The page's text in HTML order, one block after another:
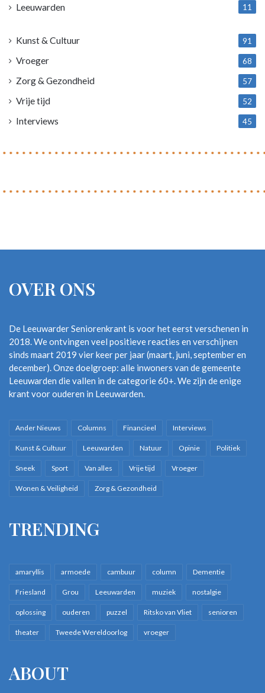
Leeuwarden
11
Kunst & Cultuur 91
Vroeger 68
Zorg & Gezondheid 57
Vrije tijd 52
Interviews 45
OVER ONS
De Leeuwarder Seniorenkrant is voor het eerst verschenen in
2018. We ontvingen veel positieve reacties en verschijnen
sinds maart 2019 vier keer per jaar (maart, juni, september en
december). Onze doelgroep: alle inwoners van de gemeente
Leeuwarden die vallen in de categorie 60+. We zijn de enige
krant voor ouderen in Leeuwarden.
Ander Nieuws Columns Financieel Interviews
Kunst & Cultuur Leeuwarden Natuur Opinie Politiek
Sneek Sport Van alles Vrije tijd Vroeger
Wonen & Veiligheid Zorg & Gezondheid
TRENDING
amaryllis armoede cambuur column Dementie
Friesland Grou Leeuwarden muziek nostalgie
oplossing ouderen puzzel Ritsko van Vliet senioren
theater Tweede Wereldoorlog vroeger
ABOUT